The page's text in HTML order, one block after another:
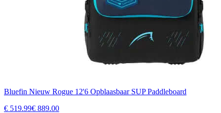
Bluefin Nieuw Rogue 12'6 Opblaasbaar SUP Paddleboard
€ 519.99€ 889.00